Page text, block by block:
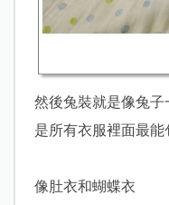
然後兔裝就是像兔子
是所有衣服裡面最
像肚衣和蝴蝶衣